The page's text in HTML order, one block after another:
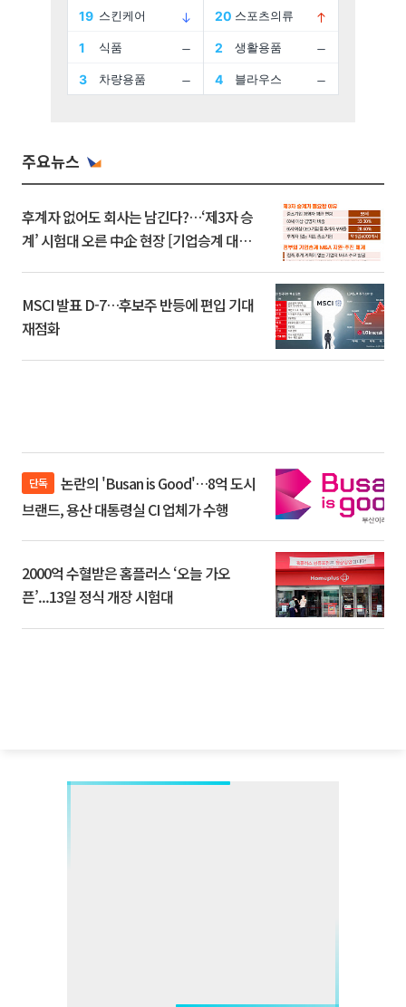
주요뉴스
후계자 없어도 회사는 남긴다?…‘제3자 승
계’ 시험대 오른 中企 현장 [기업승계 대전
MSCI 발표 D-7…후보주 반등에 편입 기대
재점화
단독
브랜드, 용산 대통령실 CI 업체가 수행
2000억 수혈받은 홈플러스 ‘오늘 가오
픈’...13일 정식 개장 시험대